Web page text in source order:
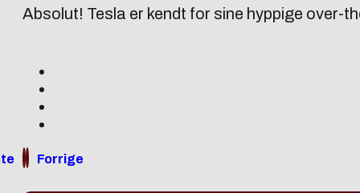
Absolut! Tesla er kendt for sine hyppige over-
Forrige